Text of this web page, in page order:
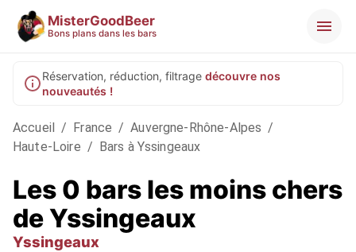
MisterGoodBeer
Bons plans dans les bars
Réservation, réduction, filtrage découvre nos
nouveautés !
Accueil / France / Auvergne-Rhône-Alpes /
Haute-Loire / Bars à Yssingeaux
Les 0 bars les moins chers
de Yssingeaux
Yssingeaux